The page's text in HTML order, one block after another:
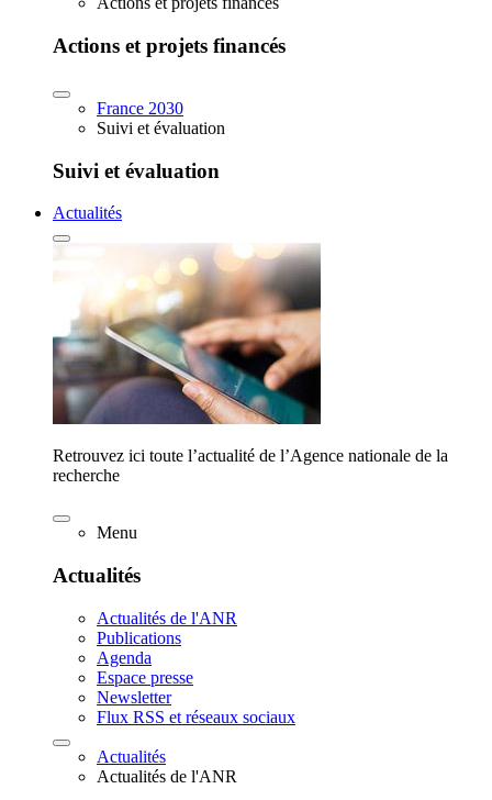
Actions et projets financés
France 2030
Suivi et évaluation
Suivi et évaluation
Actualités
Retrouvez ici toute l’actualité de l’Agence nationale de la
recherche
Menu
Actualités
Actualités de l'ANR
Publications
Agenda
Espace presse
Newsletter
Flux RSS et réseaux sociaux
Actualités
Actualités de l'ANR